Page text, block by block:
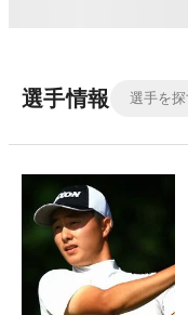
選手情報